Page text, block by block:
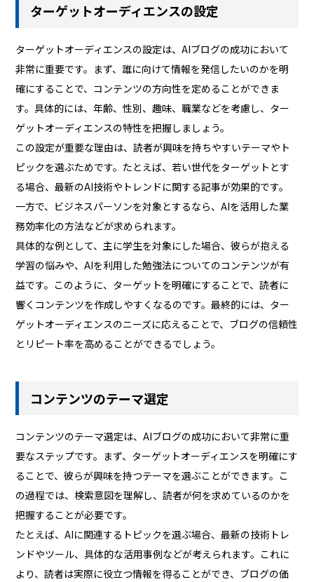
ターゲットオーディエンスの設定
ターゲットオーディエンスの設定は、AIブログの成功において
非常に重要です。まず、誰に向けて情報を発信したいのかを明
確にすることで、コンテンツの方向性を定めることができま
す。具体的には、年齢、性別、趣味、職業などを考慮し、ター
ゲットオーディエンスの特性を把握しましょう。
この設定が重要な理由は、読者が興味を持ちやすいテーマやト
ピックを選ぶためです。たとえば、若い世代をターゲットとす
る場合、最新のAI技術やトレンドに関する記事が効果的です。
一方で、ビジネスパーソンを対象とするなら、AIを活用した業
務効率化の方法などが求められます。
具体的な例として、主に学生を対象にした場合、彼らが抱える
学習の悩みや、AIを利用した勉強法についてのコンテンツが有
益です。このように、ターゲットを明確にすることで、読者に
響くコンテンツを作成しやすくなるのです。最終的には、ター
ゲットオーディエンスのニーズに応えることで、ブログの信頼性
とリピート率を高めることができるでしょう。
コンテンツのテーマ選定
コンテンツのテーマ選定は、AIブログの成功において非常に重
要なステップです。まず、ターゲットオーディエンスを明確にす
ることで、彼らが興味を持つテーマを選ぶことができます。こ
の過程では、検索意図を理解し、読者が何を求めているのかを
把握することが必要です。
たとえば、AIに関連するトピックを選ぶ場合、最新の技術トレ
ンドやツール、具体的な活用事例などが考えられます。これに
より、読者は実際に役立つ情報を得ることができ、ブログの価